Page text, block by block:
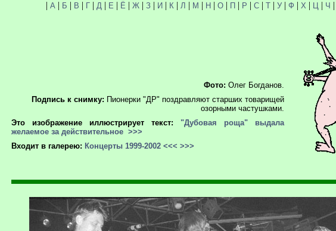
| А | Б | В | Г| Д | Е | Ё | Ж| З| И| К | Л | М | Н| О| П| Р | С| Т| У| Ф | Х | Ц | Ч |
Фото: Олег Богданов.
Подпись к снимку: Пионерки "ДР" поздравляют старших товарищей
озорными частушками.
Это изображение иллюстрирует текст: "Дубовая роща" выдала
желаемое за действительное >>>
Входит в галерею: Концерты 1999-2002 <<< >>>